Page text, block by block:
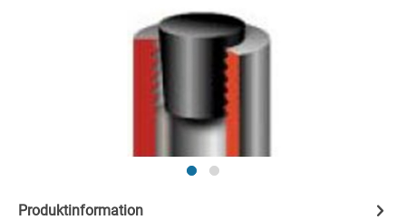
Produktinformation